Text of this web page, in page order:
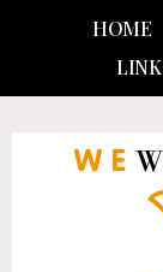
HOME
LINK